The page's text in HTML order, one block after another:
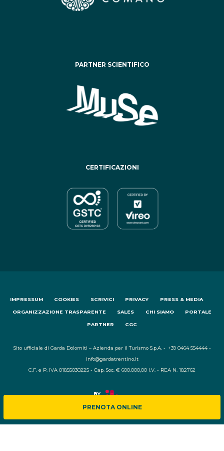
PRENOTA ONLINE
PARTNER SCIENTIFICO
CERTIFICAZIONI
IMPRESSUM COOKIES SCRIVICI PRIVACY PRESS & MEDIA
ORGANIZZAZIONE TRASPARENTE SALES CHI SIAMO PORTALE
PARTNER CGC
Sito ufficiale di Garda Dolomiti – Azienda per il Turismo S.p.A. - +39 0464 554444 -
info@gardatrentino.it
C.F. e P. IVA 01855030225 - Cap. Soc. € 600.000,00 I.V. - REA N. 182762